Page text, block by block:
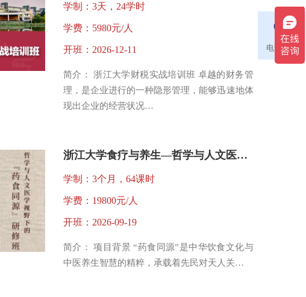
电话咨询
学制：3天，24学时
学费：5980元/人
开班：2026-12-11
简介： 浙江大学财税实战培训班 卓越的财务管
理，是企业进行的一种隐形管理，能够迅速地体
现出企业的经营状况…
浙江大学食疗与养生—哲学与人文医学视野下的“药食同源”研修班
学制：3个月，64课时
学费：19800元/人
开班：2026-09-19
简介： 项目背景 “药食同源”是中华饮食文化与
中医养生智慧的精粹，承载着先民对天人关…